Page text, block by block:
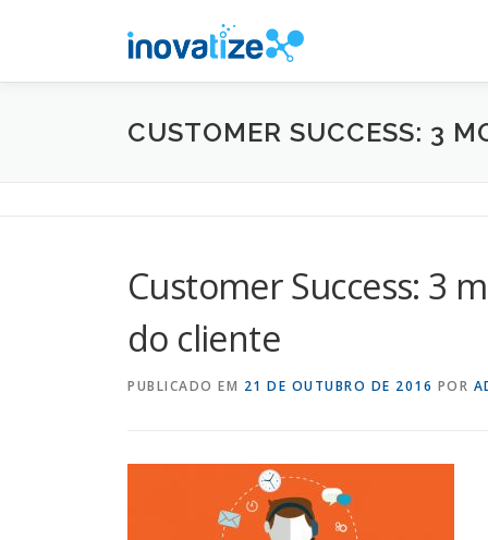
conteúdo
CUSTOMER SUCCESS: 3
Customer Success: 3
do cliente
PUBLICADO EM 21 DE OUTUBRO DE 2016 POR